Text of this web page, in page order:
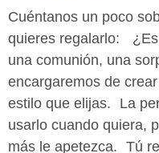
Cuéntanos un poco
quieres regalarlo: ¿Es
una comunión, una
encargaremos de
estilo que elijas. La
usarlo cuando quiera,
más le apetezca. Tú